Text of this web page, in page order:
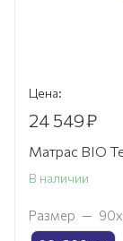
Цена:
24 549₽
Матрас BIO
В наличии
Размер —